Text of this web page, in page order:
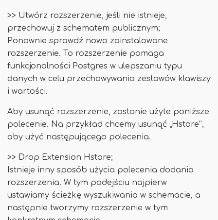
>> Utwórz rozszerzenie, jeśli nie istnieje,
przechowuj z schematem publicznym;
Ponownie sprawdź nowo zainstalowane
rozszerzenie. To rozszerzenie pomaga
funkcjonalności Postgres w ulepszaniu typu
danych w celu przechowywania zestawów klawiszy
i wartości.
Aby usunąć rozszerzenie, zostanie użyte poniższe
polecenie. Na przykład chcemy usunąć „Hstore”,
aby użyć następującego polecenia.
>> Drop Extension Hstore;
Istnieje inny sposób użycia polecenia dodania
rozszerzenia. W tym podejściu najpierw
ustawiamy ścieżkę wyszukiwania w schemacie, a
następnie tworzymy rozszerzenie w tym